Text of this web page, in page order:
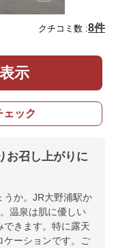
クチコミ数 :8件
示
ック
お召し上がりに
うか。JR大野浦駅か
温泉は肌に優しい
きます。特に露天
ケーションです。ご